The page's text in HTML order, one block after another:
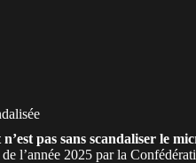
pas sans scandaliser le
l’année 2025 par la